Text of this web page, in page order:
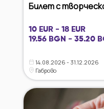
Билет с
10 EUR - 18 EUR
19.56 BGN - 35.20
14.08.2026 - 31.12.2026
Габрово